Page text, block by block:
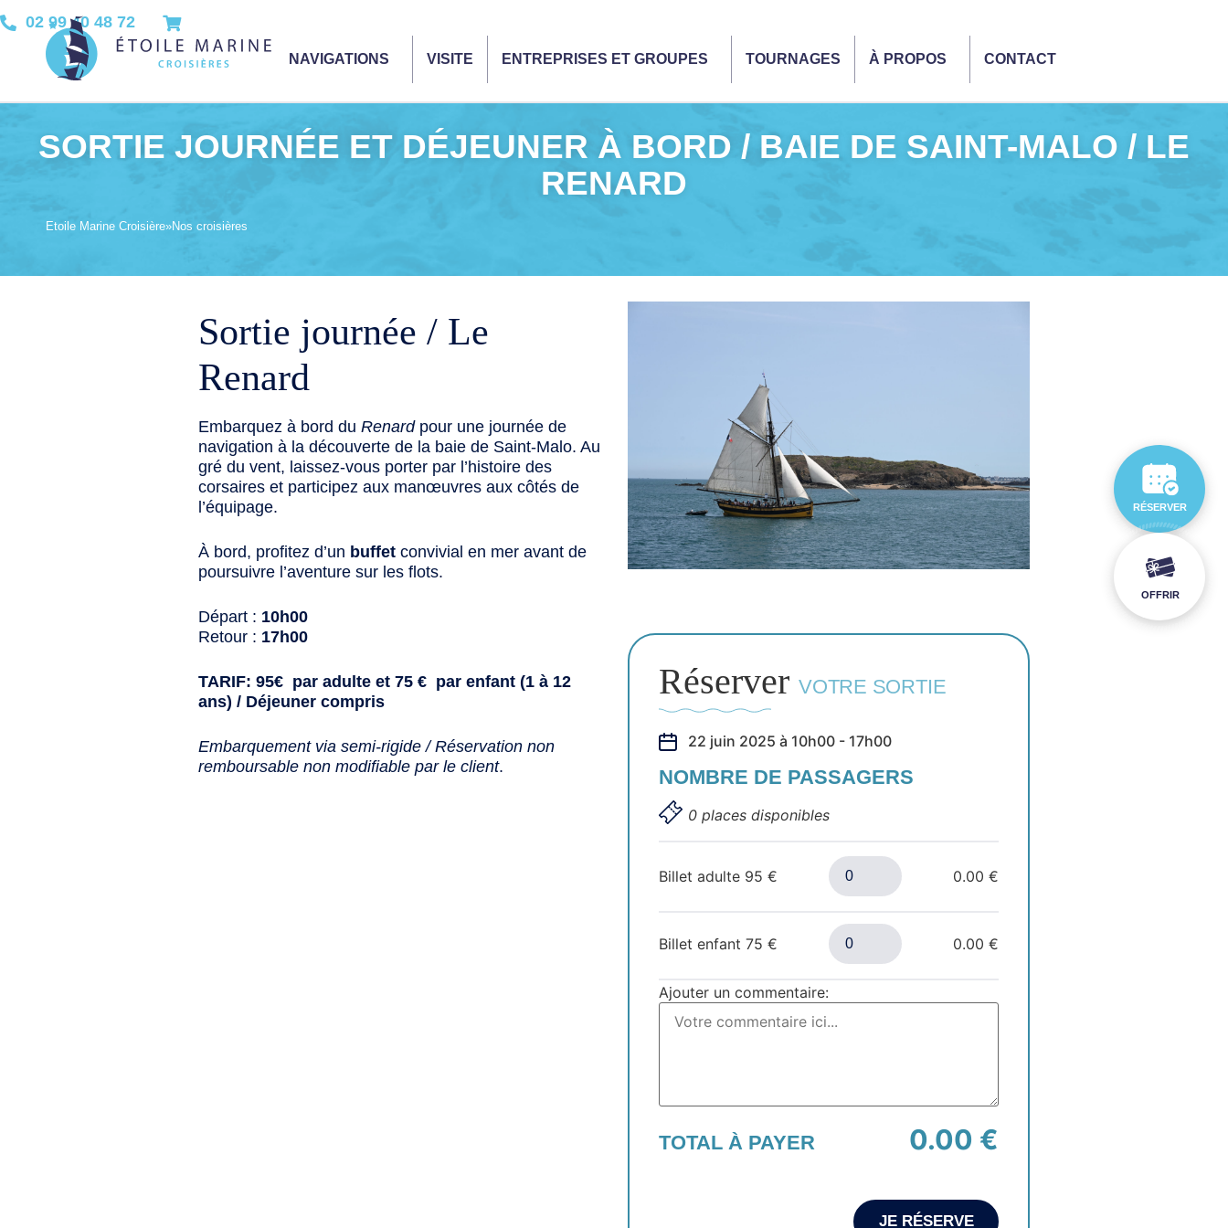
02 99 40 48 72
NAVIGATIONS VISITE ENTREPRISES ET GROUPES TOURNAGES À PROPOS CONTACT
SORTIE JOURNÉE ET DÉJEUNER À BORD / BAIE DE SAINT-MALO / LE
RENARD
Etoile Marine Croisière»Nos croisières
Sortie journée / Le
Renard
Embarquez à bord du Renardpour une journée de
navigation à la découverte de la baie de Saint-Malo. Au
gré du vent, laissez-vous porter par l’histoire des
corsaires et participez aux manœuvres aux côtés de
l’équipage.
À bord, profitez d’un buffetconvivial en mer avant de
poursuivre l’aventure sur les flots.
Départ : 10h00
Retour : 17h00
TARIF: 95€ par adulte et 75 € par enfant (1 à 12
ans) / Déjeuner compris
Embarquement via semi-rigide / Réservation non
remboursable non modifiable par le client.
Réserver VOTRE SORTIE
22 juin 2025 à 10h00 - 17h00
NOMBRE DE PASSAGERS
0 places disponibles
Billet adulte 95 € 0.00 €
Billet enfant 75 € 0.00 €
Ajouter un commentaire:
TOTAL À PAYER 0.00 €
JE RÉSERVE
RÉSERVER
OFFRIR